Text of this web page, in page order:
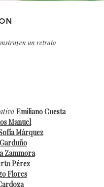
un retrato
Emiliano Cuesta
Manuel
Márquez
Zammora
Pérez
Flores